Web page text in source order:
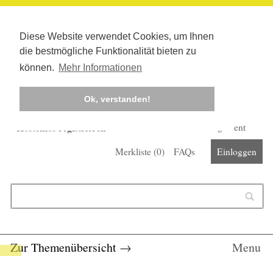
Diese Website verwendet Cookies, um Ihnen
die bestmögliche Funktionalität bieten zu
können. Mehr Informationen
Ok, verstanden!
Kostenlos registrieren
Corona-Management
Merkliste (0) FAQs Einloggen
Zur Themenübersicht → Menu